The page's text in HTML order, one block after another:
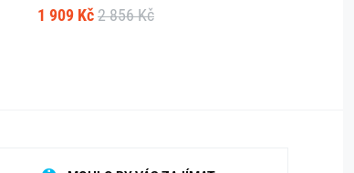
1 909 Kč 2 856 Kč